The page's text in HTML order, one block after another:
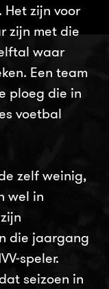
Het zijn voor
zijn met die
waar
Een team
ploeg die in
voetbal
zelf weinig,
wel in
die jaargang
speler.
seizoen in